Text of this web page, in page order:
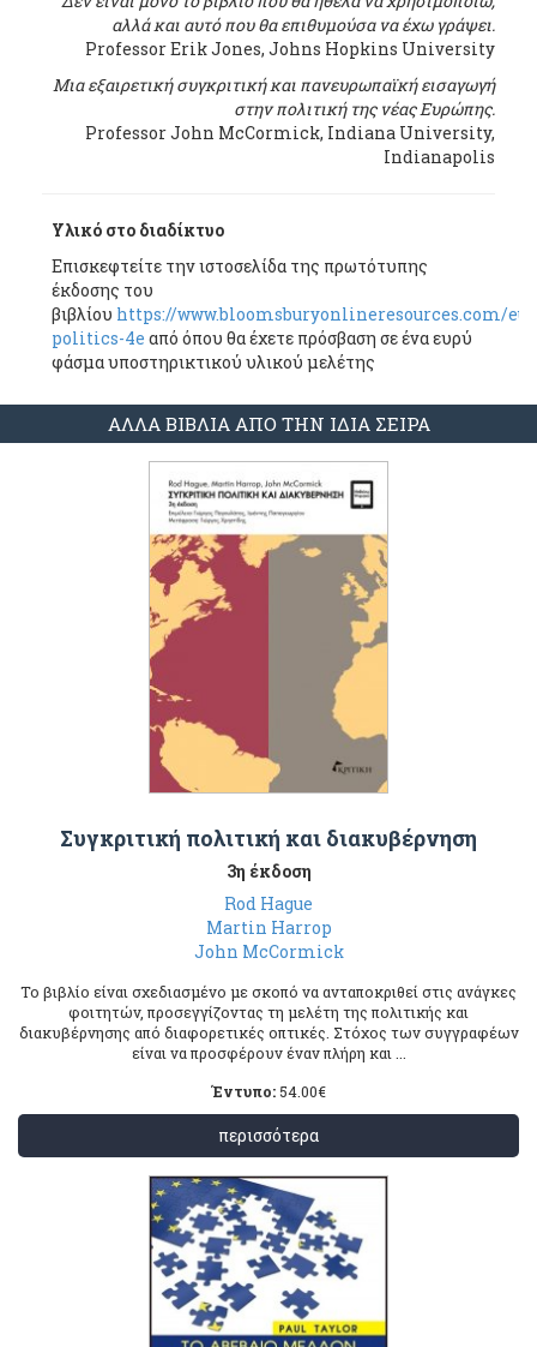
αλλά και αυτό που θα επιθυμούσα να έχω γράψει.
Professor Erik Jones, Johns Hopkins University
Μια εξαιρετική συγκριτική και πανευρωπαϊκή εισαγωγή
στην πολιτική της νέας Ευρώπης.
Professor John McCormick, Indiana University,
Indianapolis
Υλικό στο διαδίκτυο
Επισκεφτείτε την ιστοσελίδα της πρωτότυπης
έκδοσης του
βιβλίου https://www.bloomsburyonlineresources.com/
politics-4e από όπου θα έχετε πρόσβαση σε ένα ευρύ
φάσμα υποστηρικτικού υλικού μελέτης
ΑΛΛΑ ΒΙΒΛΙΑ ΑΠΟ ΤΗΝ ΙΔΙΑ ΣΕΙΡΑ
Συγκριτική πολιτική και διακυβέρνηση
3η έκδοση
Rod Hague
Martin Harrop
John McCormick
Το βιβλίο είναι σχεδιασμένο με σκοπό να ανταποκριθεί στις ανάγκες
φοιτητών, προσεγγίζοντας τη μελέτη της πολιτικής και
διακυβέρνησης από διαφορετικές οπτικές. Στόχος των συγγραφέων
είναι να προσφέρουν έναν πλήρη και ...
Έντυπο: 54.00€
περισσότερα